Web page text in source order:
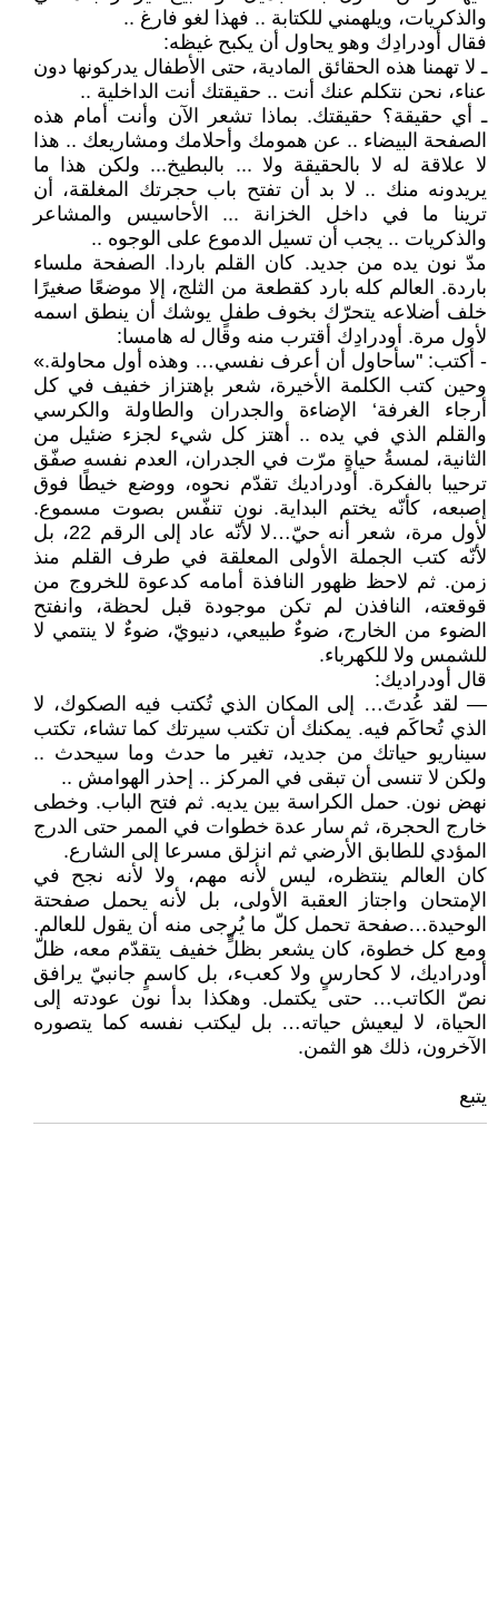
والذكريات، ويلهمني للكتابة .. فهذا لغو فارغ ..
فقال أودرادِك وهو يحاول أن يكبح غيظه:
ـ لا تهمنا هذه الحقائق المادية، حتى الأطفال يدركونها دون
عناء، نحن نتكلم عنك أنت .. حقيقتك أنت الداخلية ..
ـ أي حقيقة؟ حقيقتك. بماذا تشعر الآن وأنت أمام هذه
الصفحة البيضاء .. عن همومك وأحلامك ومشاريعك .. هذا
لا علاقة له لا بالحقيقة ولا ... بالبطيخ... ولكن هذا ما
يريدونه منك .. لا بد أن تفتح باب حجرتك المغلقة، أن
ترينا ما في داخل الخزانة ... الأحاسيس والمشاعر
والذكريات .. يجب أن تسيل الدموع على الوجوه ..
مدّ نون يده من جديد. كان القلم باردا. الصفحة ملساء
باردة. العالم كله بارد كقطعة من الثلج، إلا موضعًا صغيرًا
خلف أضلاعه يتحرّك بخوف طفلٍ يوشك أن ينطق اسمه
لأول مرة. أودرادِك أقترب منه وقال له هامسا:
- أكتب: "سأحاول أن أعرف نفسي… وهذه أول محاولة.»
وحين كتب الكلمة الأخيرة، شعر بإهتزاز خفيف في كل
أرجاء الغرفة‘ الإضاءة والجدران والطاولة والكرسي
والقلم الذي في يده .. أهتز كل شيء لجزء ضئيل من
الثانية، لمسةُ حياةٍ مرّت في الجدران، العدم نفسه صفّق
ترحيبا بالفكرة. أودراديك تقدّم نحوه، ووضع خيطًا فوق
إصبعه، كأنّه يختم البداية. نون تنفّس بصوت مسموع.
لأول مرة، شعر أنه حيّ…لا لأنّه عاد إلى الرقم 22، بل
لأنّه كتب الجملة الأولى المعلقة في طرف القلم منذ
زمن. ثم لاحظ ظهور النافذة أمامه كدعوة للخروج من
قوقعته، النافذن لم تكن موجودة قبل لحظة، وانفتح
الضوء من الخارج، ضوءٌ طبيعي، دنيويّ، ضوءٌ لا ينتمي لا
للشمس ولا للكهرباء.
قال أودراديك:
— لقد عُدتَ… إلى المكان الذي تُكتب فيه الصكوك، لا
الذي تُحاكَم فيه. يمكنك أن تكتب سيرتك كما تشاء، تكتب
سيناريو حياتك من جديد، تغير ما حدث وما سيحدث ..
ولكن لا تنسى أن تبقى في المركز .. إحذر الهوامش ..
نهض نون. حمل الكراسة بين يديه. ثم فتح الباب. وخطى
خارج الحجرة، ثم سار عدة خطوات في الممر حتى الدرج
المؤدي للطابق الأرضي ثم انزلق مسرعا إلى الشارع.
كان العالم ينتظره، ليس لأنه مهم، ولا لأنه نجح في
الإمتحان واجتاز العقبة الأولى، بل لأنه يحمل صفحتة
الوحيدة…صفحة تحمل كلّ ما يُرجى منه أن يقول للعالم.
ومع كل خطوة، كان يشعر بظلٍّ خفيف يتقدّم معه، ظلّ
أودراديك، لا كحارسٍ ولا كعبء، بل كاسمٍ جانبيّ يرافق
نصّ الكاتب… حتى يكتمل. وهكذا بدأ نون عودته إلى
الحياة، لا ليعيش حياته… بل ليكتب نفسه كما يتصوره
الآخرون، ذلك هو الثمن.
يتبع